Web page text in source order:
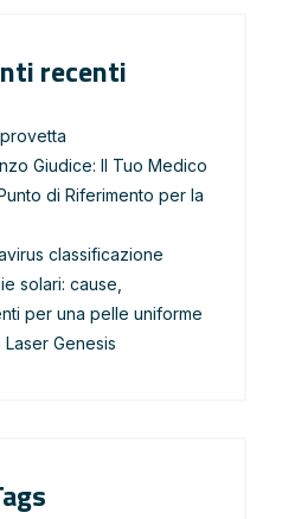
recenti
Giudice: Il Tuo Medico
di Riferimento per la
classificazione
solari: cause,
per una pelle uniforme
Laser Genesis